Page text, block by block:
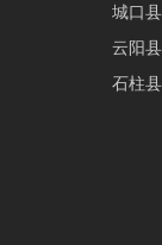
城口
云阳
石柱